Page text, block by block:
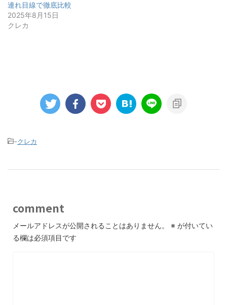
連れ目線で徹底比較
2025年8月15日
クレカ
-クレカ
comment
メールアドレスが公開されることはありません。 ※ が付いてい
る欄は必須項目です